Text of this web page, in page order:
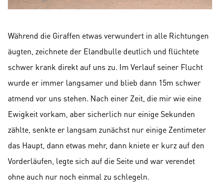
Während die Giraffen etwas verwundert in alle Richtungen
äugten, zeichnete der Elandbulle deutlich und flüchtete
schwer krank direkt auf uns zu. Im Verlauf seiner Flucht
wurde er immer langsamer und blieb dann 15m schwer
atmend vor uns stehen. Nach einer Zeit, die mir wie eine
Ewigkeit vorkam, aber sicherlich nur einige Sekunden
zählte, senkte er langsam zunächst nur einige Zentimeter
das Haupt, dann etwas mehr, dann kniete er kurz auf den
Vorderläufen, legte sich auf die Seite und war verendet
ohne auch nur noch einmal zu schlegeln.